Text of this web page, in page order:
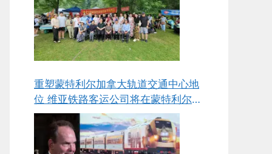
重塑蒙特利尔加拿大轨道交通中心地
位 维亚铁路客运公司将在蒙特利尔新
建组装与维护工厂